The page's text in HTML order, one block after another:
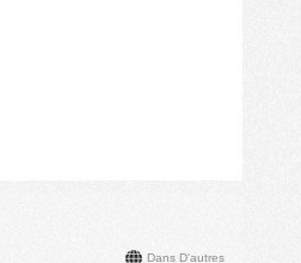
Dans D'autres